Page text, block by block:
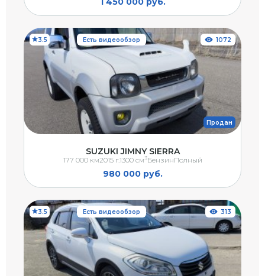
3.5 Есть видеообзор
Продан
1072
SUZUKI JIMNY SIERRA
980 000 руб.
177 000 км2015 г.1300 см3БензинПолный
3.5 Есть видеообзор 313